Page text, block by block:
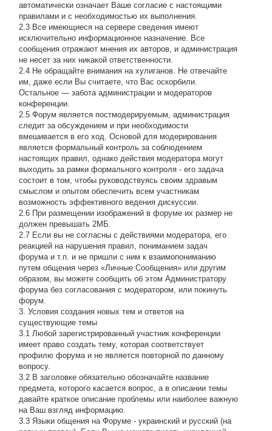
автоматически означает Ваше согласие с настоящими
правилами и с необходимостью их выполнения.
2.3 Все имеющиеся на сервере сведения имеют
исключительно информационное назначение. Все
сообщения отражают мнения их авторов, и администрация
не несет за них никакой ответственности.
2.4 Не обращайте внимания на хулиганов. Не отвечайте
им, даже если Вы считаете, что Вас оскорбили.
Остальное — забота администрации и модераторов
конференции.
2.5 Форум является постмодерируемым, администрация
следит за обсуждением и при необходимости
вмешивается в его ход. Основой для модерирования
является формальный контроль за соблюдением
настоящих правил, однако действия модератора могут
выходить за рамки формального контроля - его задача
состоит в том, чтобы руководствуясь своим здравым
смыслом и опытом обеспечить всем участникам
возможность эффективного ведения дискуссии.
2.6 При размещении изображений в форуме их размер не
должен превышать 2МБ.
2.7 Если вы не согласны с действиями модератора, его
реакцией на нарушения правил, пониманием задач
форума и т.п. и не пришли с ним к взаимопониманию
путем общения через «Личные Сообщения» или другим
образом, вы можете сообщить об этом Администратору
форума без согласования с модератором, или покинуть
форум.
3. Условия создания новых тем и ответов на
существующие темы
3.1 Любой зарегистрированный участник конференции
имеет право создать тему, которая соответствует
профилю форума и не является повторной по данному
вопросу.
3.2 В заголовке обязательно обозначайте название
предмета, которого касается вопрос, а в описании темы
давайте краткое описание проблемы или наиболее важную
на Ваш взгляд информацию.
3.3 Языки общения на Форуме - украинский и русский (на